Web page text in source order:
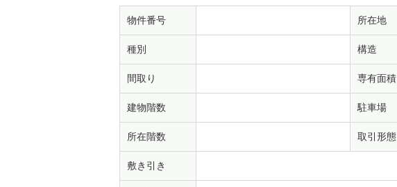
物件番号 所在地
種別 構造
間取り 専有面積
建物階数 駐車場
所在階数 取引形態
敷き引き